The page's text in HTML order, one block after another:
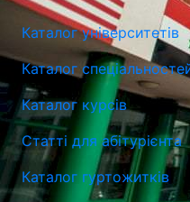
Університет
Каталог університетів
Каталог
Каталог курсів
Статті для абітурієнта
Каталог гуртожитків